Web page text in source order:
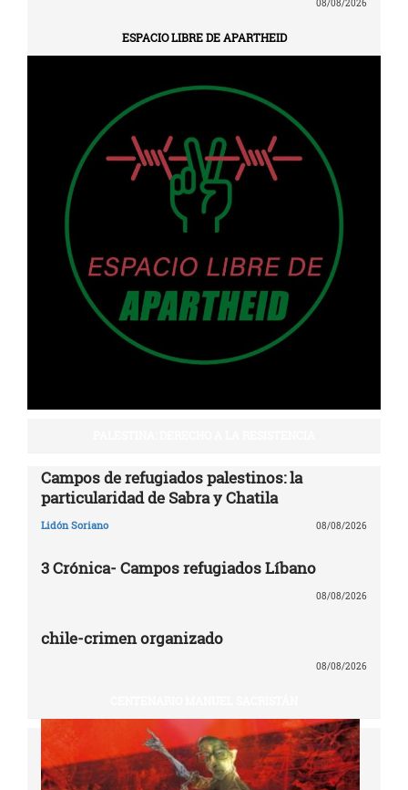
08/08/2026
ESPACIO LIBRE DE APARTHEID
Campos de refugiados palestinos: la
particularidad de Sabra y Chatila
Lidón Soriano 08/08/2026
3 Crónica- Campos refugiados Líbano
08/08/2026
chile-crimen organizado
08/08/2026